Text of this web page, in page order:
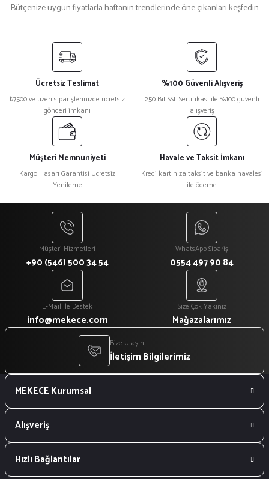
Bütçenize uygun fiyatlarla haftanın trendlerinde öne çıkanları keşfedin
Nikah Şekeri Hediyeliği Metal Ayna Magnet Nks-01
₺ 47
%15
Kristal Plaket Ekt-165a
₺ 918
Ücretsiz Teslimat
₺7500 ve üzeri siparişlerinizde ücretsiz
gönderi imkanı
%100 Güvenli Alışveriş
250 Bit SSL Sertifikası ile %100 güvenli
alışveriş
Müşteri Memnuniyeti
Kargo Hasarı Garantisi Ücretsiz
Yenileme
Havale ve Taksit İmkanı
Kredi kartınıza taksit ve banka havalesi
ile ödeme
Müşteri Hizmetleri
+90 (546) 500 34 54
WhatsApp Sipariş
0554 497 90 84
E-Mail ile Destek
info@mekece.com
Size Çok Yakınız
Mağazalarımız
Bize Ulaşın
İletişim Bilgilerimiz
MEKECE Kurumsal
Alışveriş
Hızlı Bağlantılar